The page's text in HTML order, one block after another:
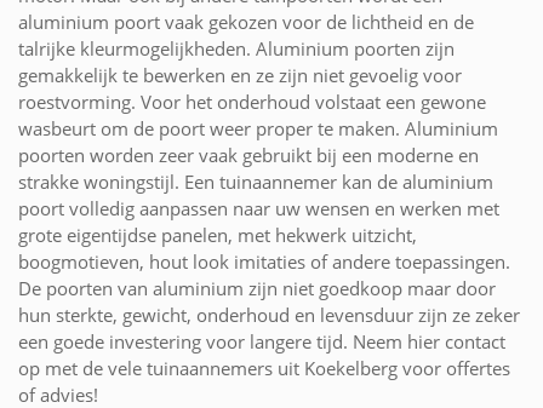
aluminium poort vaak gekozen voor de lichtheid en de
talrijke kleurmogelijkheden. Aluminium poorten zijn
gemakkelijk te bewerken en ze zijn niet gevoelig voor
roestvorming. Voor het onderhoud volstaat een gewone
wasbeurt om de poort weer proper te maken. Aluminium
poorten worden zeer vaak gebruikt bij een moderne en
strakke woningstijl. Een tuinaannemer kan de aluminium
poort volledig aanpassen naar uw wensen en werken met
grote eigentijdse panelen, met hekwerk uitzicht,
boogmotieven, hout look imitaties of andere toepassingen.
De poorten van aluminium zijn niet goedkoop maar door
hun sterkte, gewicht, onderhoud en levensduur zijn ze zeker
een goede investering voor langere tijd. Neem hier contact
op met de vele tuinaannemers uit Koekelberg voor offertes
of advies!